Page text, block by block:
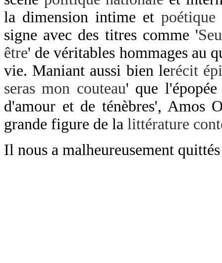
la dimension intime etpoétique
signe avec des titres comme '
être' de véritables hommages au
vie. Maniant aussi bien lerécit
seras mon couteau' que
d'amour et de ténèbres', Amos
grande figure de la littérature
Il nous a malheureusement